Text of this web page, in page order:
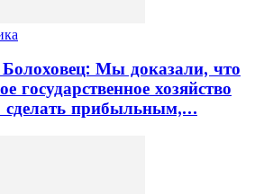
Мы доказали, что
государственное хозяйство
прибыльным,…